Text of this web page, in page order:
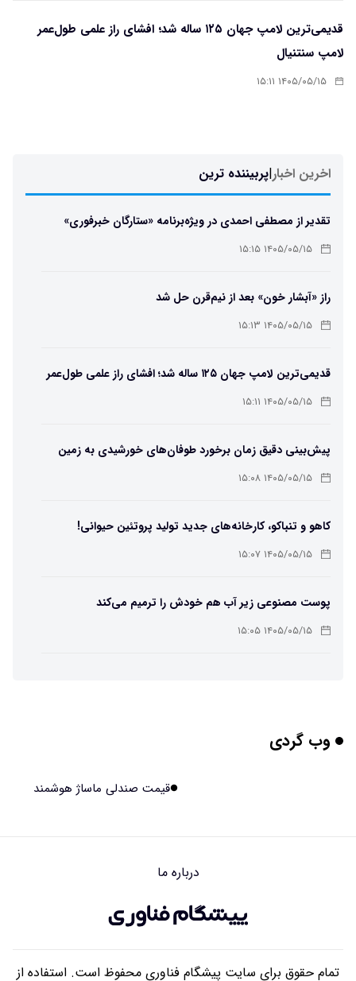
قدیمی‌ترین لامپ جهان ۱۲۵ ساله شد؛ افشای راز علمی طول‌عمر
لامپ سنتنیال
۱۴۰۵/۰۵/۱۵ ۱۵:۱۱
اخرین اخبار|پربیننده ترین
تقدیر از مصطفی احمدی در ویژه‌برنامه «ستارگان خبرفوری»
۱۴۰۵/۰۵/۱۵ ۱۵:۱۵
راز «آبشار خون» بعد از نیم‌قرن حل شد
۱۴۰۵/۰۵/۱۵ ۱۵:۱۳
قدیمی‌ترین لامپ جهان ۱۲۵ ساله شد؛ افشای راز علمی طول‌عمر
لامپ سنتنیال
۱۴۰۵/۰۵/۱۵ ۱۵:۱۱
پیش‌بینی دقیق زمان برخورد طوفان‌های خورشیدی به زمین
ممکن شد
۱۴۰۵/۰۵/۱۵ ۱۵:۰۸
کاهو و تنباکو، کارخانه‌های جدید تولید پروتئین حیوانی!
۱۴۰۵/۰۵/۱۵ ۱۵:۰۷
پوست مصنوعی زیر آب هم خودش را ترمیم می‌کند
۱۴۰۵/۰۵/۱۵ ۱۵:۰۵
برنج فضایی چین به مرحله برداشت رسید
ایرانی‌ها چقدر از هوش مصنوعی استفاده می‌کنند؟
وب گردی
قیمت صندلی ماساژ هوشمند
درباره ما
تمام حقوق برای سایت پیشگام فناوری محفوظ است. استفاده از